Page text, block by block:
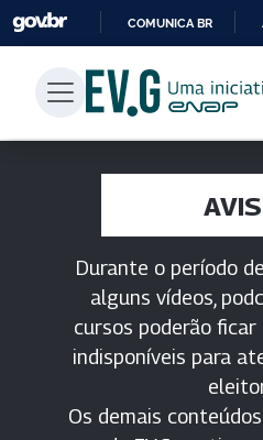
COMUNICA BR
Durante o período
alguns vídeos,
cursos poderão
indisponíveis para
Os demais